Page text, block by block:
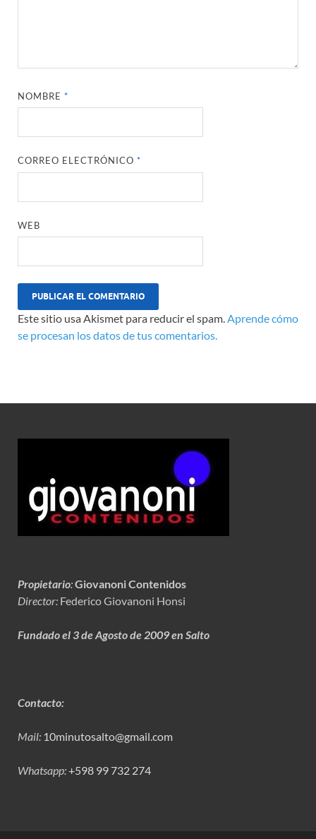
NOMBRE*
CORREO ELECTRÓNICO*
WEB
Este sitio usa Akismet para reducir el spam.Aprende cómo
se procesan los datos de tus comentarios.
Propietario:Giovanoni Contenidos
Director: Federico Giovanoni Honsi
Fundado el 3 de Agosto de 2009 en Salto
Contacto:
Mail: 10minutosalto@gmail.com
Whatsapp:+598 99 732 274